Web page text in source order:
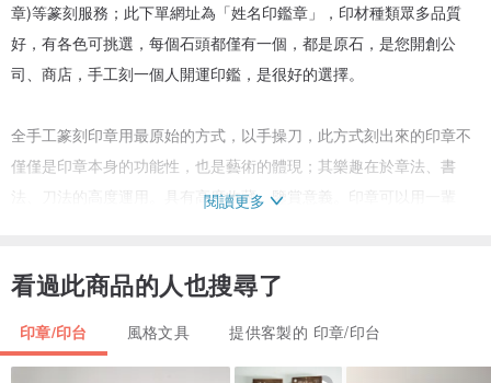
章)等篆刻服務；此下單網址為「姓名印鑑章」，印材種類眾多品質
好，有各色可挑選，每個石頭都僅有一個，都是原石，是您開創公
司、商店，手工刻一個人開運印鑑，是很好的選擇。
全手工篆刻印章用最原始的方式，以手操刀，此方式刻出來的印章不
僅僅是印章本身的功能性，也是藝術的體現；其樂趣在於章法、書
法、刀法的高度運用。具有高度收藏、鑒賞意義。印章可以用一輩
✡手工刻印章的優點在於：
1. 刻印字體活潑、完全客製化。
2. 文字大器、美觀。
閱讀更多
看過此商品的人也搜尋了
印章/印台 風格文具 提供客製的 印章/印台